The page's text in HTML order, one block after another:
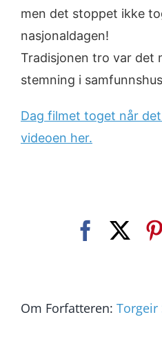
men det stoppet ikke
nasjonaldagen!
Tradisjonen tro var det
stemning i
Dag filmet toget når
videoen her.
Om Forfatteren: Torgeir